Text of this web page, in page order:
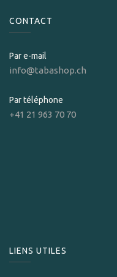
CONTACT
Par e-mail
info@tabashop.ch
Par téléphone
+41 21 963 70 70
LIENS UTILES